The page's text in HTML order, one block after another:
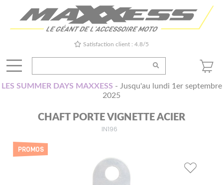
Satisfaction client : 4.8/5
LES SUMMER DAYS MAXXESS - Jusqu'au lundi 1er septembre
2025
CHAFT PORTE VIGNETTE ACIER
IN196
PROMOS